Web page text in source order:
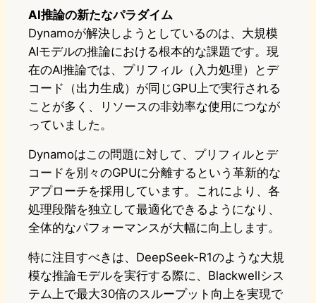
AI推論の新たなパラダイム
Dynamoが解決しようとしているのは、大規模
AIモデルの推論における根本的な課題です。現
在のAI推論では、プリフィル（入力処理）とデ
コード（出力生成）が同じGPU上で実行される
ことが多く、リソースの非効率な使用につなが
っていました。
Dynamoはこの問題に対して、プリフィルとデ
コードを別々のGPUに分離するという革新的な
アプローチを採用しています。これにより、各
処理段階を独立して最適化できるようになり、
全体的なパフォーマンスが大幅に向上します。
特に注目すべきは、DeepSeek-R1のような大規
模な推論モデルを実行する際に、Blackwellシス
テム上で最大30倍のスループット向上を実現で